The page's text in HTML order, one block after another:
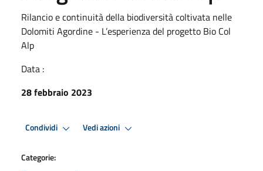
Rilancio e continuità della biodiversità coltivata nelle
Dolomiti Agordine - L’esperienza del progetto Bio Col
Alp
Data :
28 febbraio 2023
Condividi Vedi azioni
Categorie: